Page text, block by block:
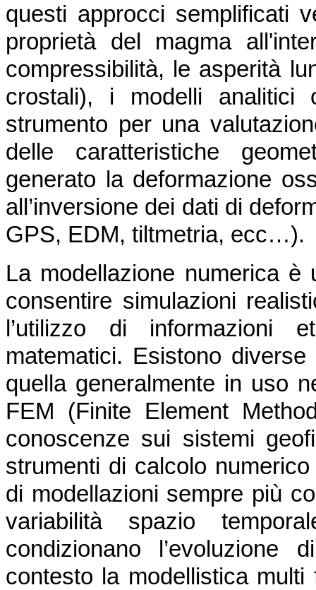
questi approcci semplificati
proprietà del magma
compressibilità, le asperità
crostali), i modelli analitici
strumento per una
delle caratteristiche
generato la deformazione
all’inversione dei dati di
GPS, EDM, tiltmetria, ecc…).
La modellazione numerica
consentire simulazioni
l’utilizzo di informazioni
matematici. Esistono
quella generalmente in uso
FEM (Finite Element
conoscenze sui sistemi
strumenti di calcolo
di modellazioni sempre più
variabilità spazio
condizionano
contesto la modellistica